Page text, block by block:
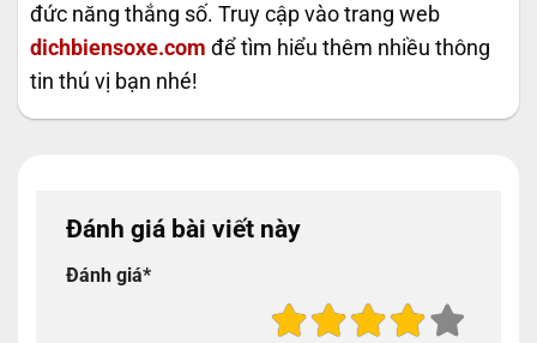
đức năng thắng số. Truy cập vào trang web
dichbiensoxe.com để tìm hiểu thêm nhiều thông
tin thú vị bạn nhé!
Đánh giá bài viết này
Đánh giá*